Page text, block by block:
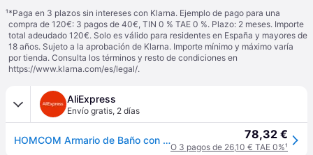
¹*Paga en 3 plazos sin intereses con Klarna. Ejemplo de pago para una
compra de 120€: 3 pagos de 40€, TIN 0 % TAE 0 %. Plazo: 2 meses. Importe
total adeudado 120€. Solo es válido para residentes en España y mayores de
18 años. Sujeto a la aprobación de Klarna. Importe mínimo y máximo varía
por tienda. Consulta los términos y resto de condiciones en
https://www.klarna.com/es/legal/.
AliExpress
Envío gratis, 2 días
HOMCOM Armario de Baño con Espejo con 1 Puerta 2 Estantes Interiores 66x17x63 cm - White 78,32 €
O 3 pagos de 26,10 € TAE 0%¹